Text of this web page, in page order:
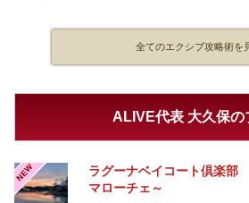
全てのエクシブ攻略術を
ALIVE代表 大久保の
NEW
ラグーナベイコート倶楽
マローチェ～